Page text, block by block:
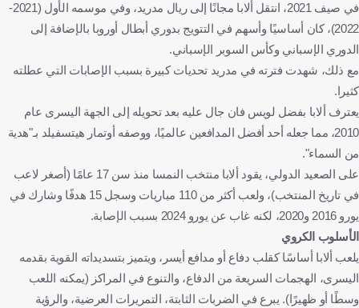
في صيف 2021، انتقل ألابا مجانًا إلى ريال مدريد، وفي موسمه الأول (2021-
2022)، كان أساسيًا وأسهم في التتويج بدوري أبطال أوروبا بالإضافة إلى
الدوري الإسباني وكأس السوبر الإسباني.
مع ذلك، شهدت فترته في مدريد تحديات كبيرة بسبب الإصابات التي عطلته
كثيرا.
يعترف ألابا بفضل لويس فان جال عليه بعد تحويله إلى الجهة اليسرى عام
2010، مما جعله أحد أفضل المدافعين عالميًا، ووصفه أوتمار هيتسفيلد بـ"هدية
من السماء".
على الصعيد الدولي، يقود ألابا منتخب النمسا منذ سن 17 عامًا (أصغر لاعب
في تاريخ المنتخب)، ولعب أكثر من 110 مباريات وسجل 15 هدفًا وشارك في
يورو 2016 و2020، لكنه غاب عن يورو 2024 بسبب الإصابة.
الأسلوب الكروي
يلعب ألابا أساسًا كقلب دفاع أو مدافع أيسر، ويتميز بتسديداته القوية بقدمه
اليسرى، الهجمات السريعة من الدفاع، والتنوع في المراكز (يمكنه اللعب
وسطًا أو ظهيرًا). يبرع في الضربات الثابتة، التمريرات العرضية، والرؤية